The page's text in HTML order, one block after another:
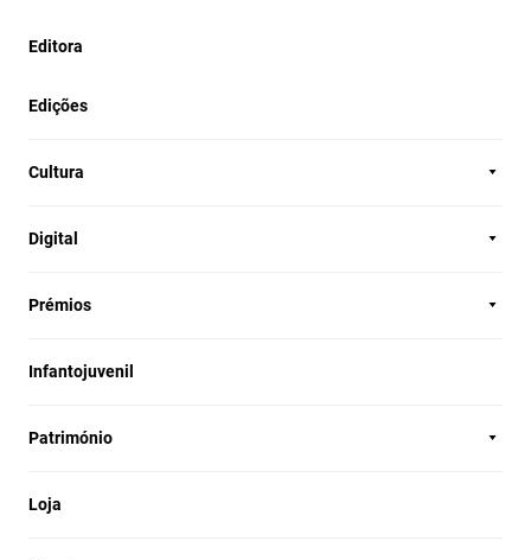
Editora
Edições
Cultura
Digital
Prémios
Infantojuvenil
Património
Loja